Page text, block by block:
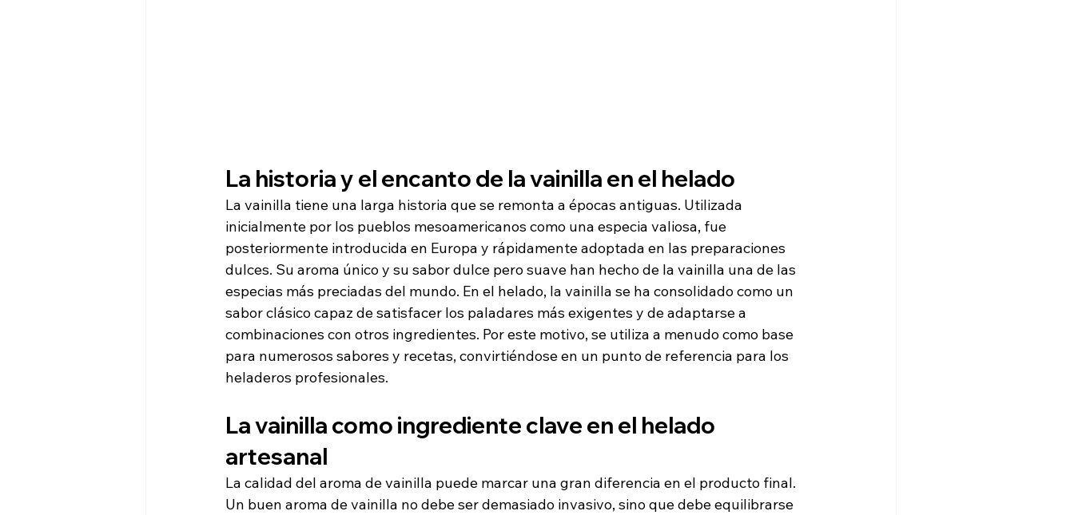
La historia y el encanto de la vainilla en el helado
La vainilla tiene una larga historia que se remonta a épocas antiguas. Utilizada
inicialmente por los pueblos mesoamericanos como una especia valiosa, fue
posteriormente introducida en Europa y rápidamente adoptada en las preparaciones
dulces. Su aroma único y su sabor dulce pero suave han hecho de la vainilla una de las
especias más preciadas del mundo. En el helado, la vainilla se ha consolidado como un
sabor clásico capaz de satisfacer los paladares más exigentes y de adaptarse a
combinaciones con otros ingredientes. Por este motivo, se utiliza a menudo como base
para numerosos sabores y recetas, convirtiéndose en un punto de referencia para los
heladeros profesionales.
La vainilla como ingrediente clave en el helado
artesanal
La calidad del aroma de vainilla puede marcar una gran diferencia en el producto final.
Un buen aroma de vainilla no debe ser demasiado invasivo, sino que debe equilibrarse